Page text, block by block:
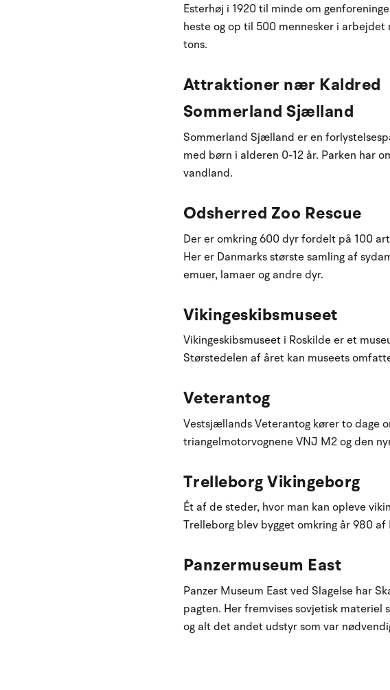
Esterhøj i 1920 til minde om
heste og op til 500 mennesker i
tons.
Attraktioner nær Kaldred
Sommerland Sjælland
Sommerland Sjælland er en
med børn i alderen 0-12 år. Parken har
vandland.
Odsherred Zoo Rescue
Der er omkring 600 dyr fordelt på 100
Her er Danmarks største samling af
emuer, lamaer og andre dyr.
Vikingeskibsmuseet
Vikingeskibsmuseet i Roskilde er et
Størstedelen af året kan museets
Veterantog
Vestsjællands Veterantog kører to dage
triangelmotorvognene VNJ M2 og den
Trelleborg Vikingeborg
Ét af de steder, hvor man kan opleve
Trelleborg blev bygget omkring år 980 af
Panzermuseum East
Panzer Museum East ved Slagelse har
pagten. Her fremvises sovjetisk materiel
og alt det andet udstyr som var